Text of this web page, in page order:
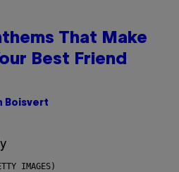
That Make
Best Friend
Boisvert
IMAGES)